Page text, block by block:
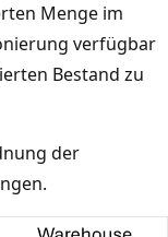
Menge im
verfügbar
Bestand zu
der